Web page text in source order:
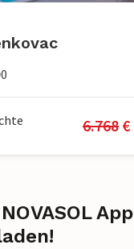
0
6.768 €
App